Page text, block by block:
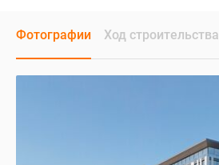
Фотографии Ход строительства